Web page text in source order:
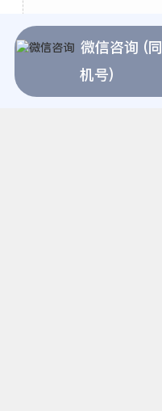
固体废物粉碎设
上海建冶磨粉机做石粉用什
微信咨询 (
机号)